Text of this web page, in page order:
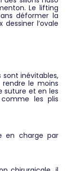
Le lifting
déformer la
l’ovale
sont inévitables,
le moins
suture et en les
les plis
en charge par